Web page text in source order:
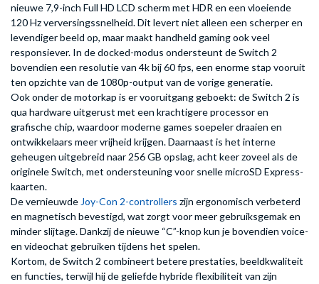
nieuwe 7,9-inch Full HD LCD scherm met HDR en een vloeiende
120 Hz verversingssnelheid. Dit levert niet alleen een scherper en
levendiger beeld op, maar maakt handheld gaming ook veel
responsiever. In de docked-modus ondersteunt de Switch 2
bovendien een resolutie van 4k bij 60 fps, een enorme stap vooruit
ten opzichte van de 1080p-output van de vorige generatie.
Ook onder de motorkap is er vooruitgang geboekt: de Switch 2 is
qua hardware uitgerust met een krachtigere processor en
grafische chip, waardoor moderne games soepeler draaien en
ontwikkelaars meer vrijheid krijgen. Daarnaast is het interne
geheugen uitgebreid naar 256 GB opslag, acht keer zoveel als de
originele Switch, met ondersteuning voor snelle microSD Express-
kaarten.
De vernieuwde Joy-Con 2-controllers zijn ergonomisch verbeterd
en magnetisch bevestigd, wat zorgt voor meer gebruiksgemak en
minder slijtage. Dankzij de nieuwe “C”-knop kun je bovendien voice-
en videochat gebruiken tijdens het spelen.
Kortom, de Switch 2 combineert betere prestaties, beeldkwaliteit
en functies, terwijl hij de geliefde hybride flexibiliteit van zijn